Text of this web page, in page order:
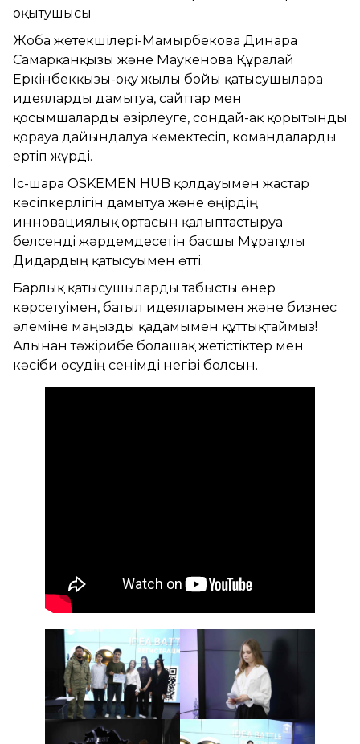
оқытушысы
Жоба жетекшілері-Мамырбекова Динара
Самарқанқызы және Маукенова Құралай
Еркінбекқызы-оқу жылы бойы қатысушыларға
идеяларды дамытуға, сайттар мен
қосымшаларды әзірлеуге, сондай-ақ қорытынды
қорғауға дайындалуға көмектесіп, командаларды
ертіп жүрді.
Іс-шара OSKEMEN HUB қолдауымен жастар
кәсіпкерлігін дамытуға және өңірдің
инновациялық ортасын қалыптастыруға
белсенді жәрдемдесетін басшы Мұратұлы
Дидардың қатысуымен өтті.
Барлық қатысушыларды табысты өнер
көрсетуімен, батыл идеяларымен және бизнес
әлеміне маңызды қадамымен құттықтаймыз!
Алынған тәжірибе болашақ жетістіктер мен
кәсіби өсудің сенімді негізі болсын.